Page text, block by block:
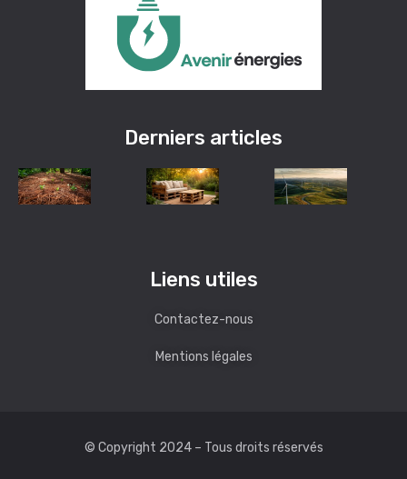
Derniers articles
Liens utiles
Contactez-nous
Mentions légales
© Copyright 2024 – Tous droits réservés